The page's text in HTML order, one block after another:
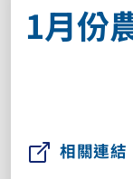
1月份
相關連結